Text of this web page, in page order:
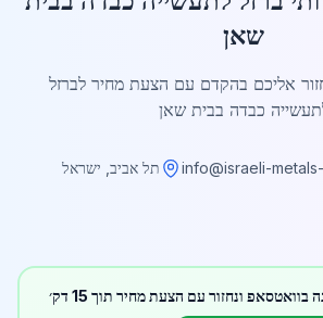
שאן
אליכם בהקדם עם הצעת מחיר לברזל
כבדה בבית שאן
info@israeli- תל אביב, ישראל
ונחזור עם הצעת מחיר תוך 15 דק׳